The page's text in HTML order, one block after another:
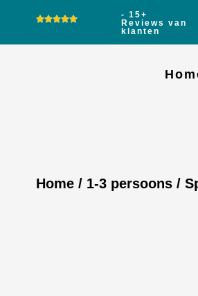
- 15+
Reviews van
klanten
Home / 1-3 persoons /